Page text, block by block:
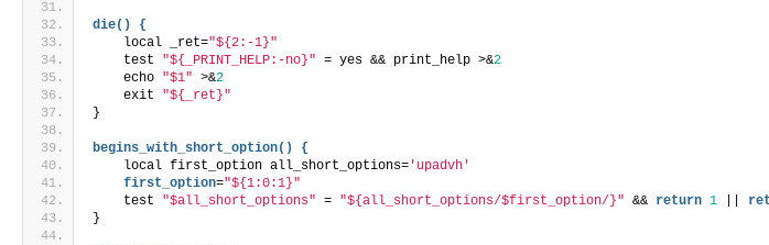
die() {
    local _ret=
"${2:-1}"
    test
"${_PRINT_HELP:-no}" = yes && print_help >&2
    echo
"$1" >&2
    exit
"${_ret}"
}
begins_with_short_option() {
    local first_option all_short_options=
'upadvh'
    first_option
="${1:0:1}"
    test
"$all_short_options" = "${all_short_options/$first_option/}" && return 1
}